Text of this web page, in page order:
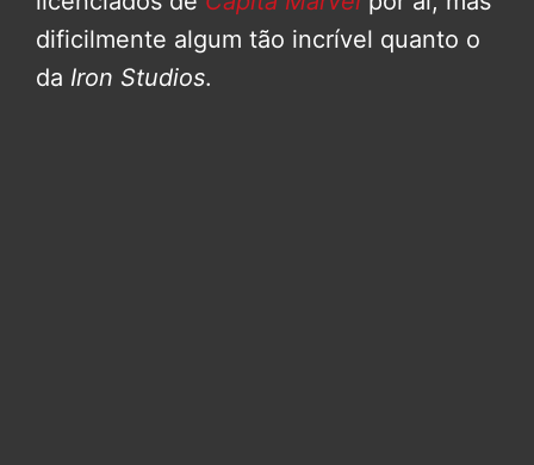
dificilmente algum tão incrível quanto o
da Iron Studios.